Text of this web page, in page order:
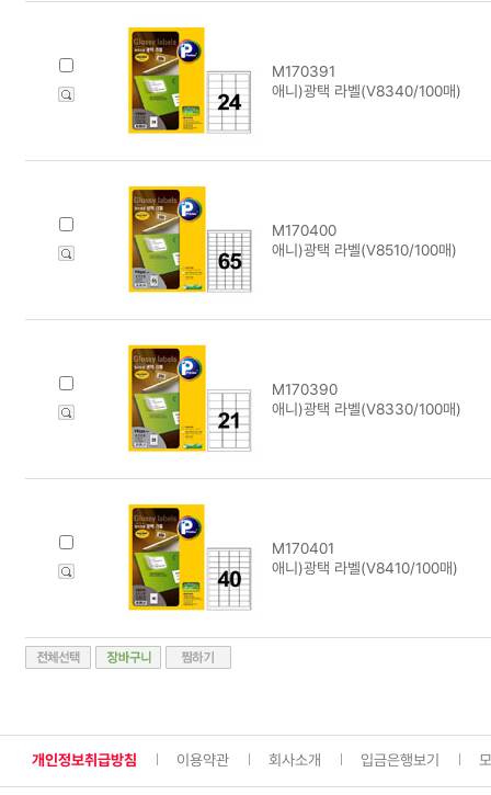
M170391
애니)광택 라벨(V8340/100매)
M170400
애니)광택 라벨(V8510/100매)
M170390
애니)광택 라벨(V8330/100매)
M170401
애니)광택 라벨(V8410/100매)
개인정보취급방침 이용약관 회사소개 입금은행보기